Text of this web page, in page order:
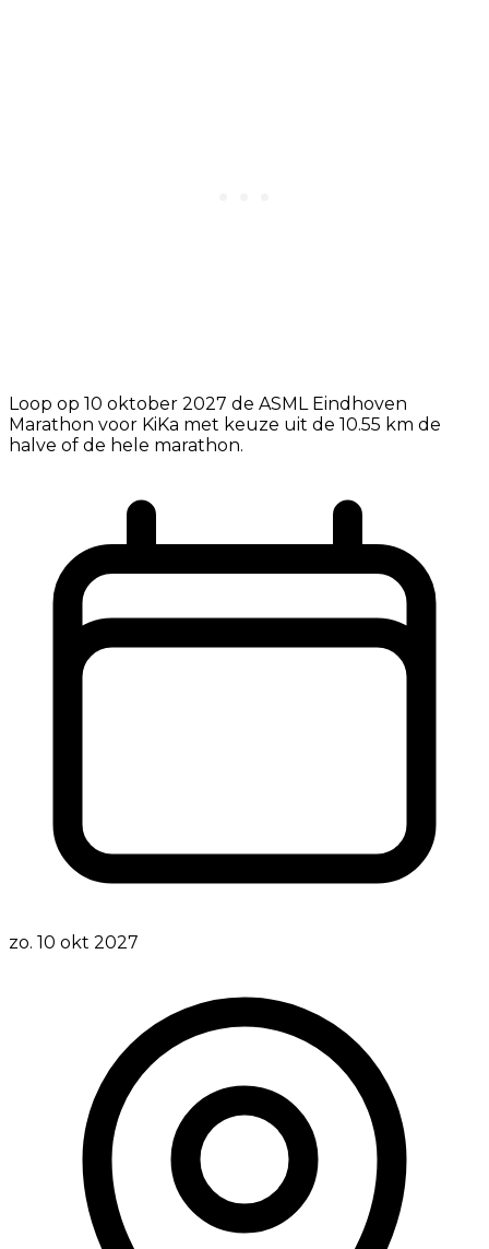
Loop op 10 oktober 2027 de ASML Eindhoven
Marathon voor KiKa met keuze uit de 10.55 km de
halve of de hele marathon.
zo. 10 okt 2027